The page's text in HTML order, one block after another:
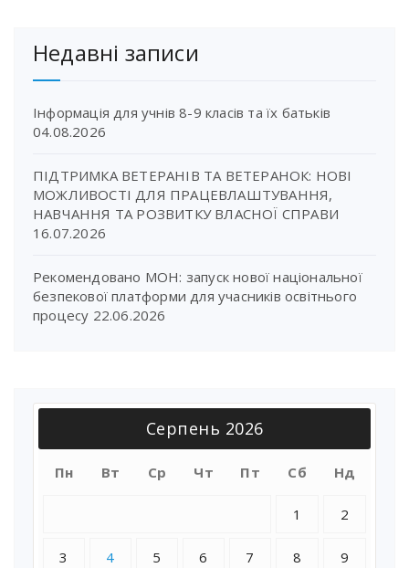
Недавні записи
Інформація для учнів 8-9 класів та їх батьків
04.08.2026
ПІДТРИМКА ВЕТЕРАНІВ ТА ВЕТЕРАНОК: НОВІ
МОЖЛИВОСТІ ДЛЯ ПРАЦЕВЛАШТУВАННЯ,
НАВЧАННЯ ТА РОЗВИТКУ ВЛАСНОЇ СПРАВИ
16.07.2026
Рекомендовано МОН: запуск нової національної
безпекової платформи для учасників освітнього
процесу 22.06.2026
Серпень 2026
Пн Вт Ср Чт Пт Сб Нд
1 2
3 4 5 6 7 8 9